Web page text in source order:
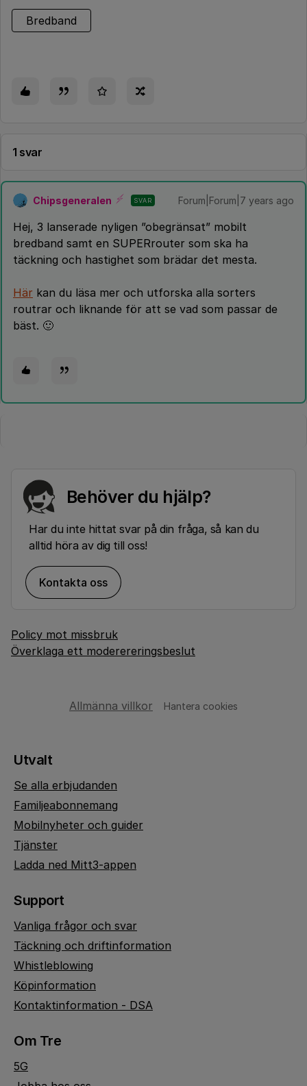
Bredband
1 svar
Chipsgeneralen SVAR Forum|Forum|7 years ago
Hej, 3 lanserade nyligen ”obegränsat” mobilt
bredband samt en SUPERrouter som ska ha
täckning och hastighet som brädar det mesta.
Här kan du läsa mer och utforska alla sorters
routrar och liknande för att se vad som passar de
bäst. 🙂
Behöver du hjälp?
Har du inte hittat svar på din fråga, så kan du
alltid höra av dig till oss!
Kontakta oss
Policy mot missbruk
Överklaga ett moderereringsbeslut
Allmänna villkor Hantera cookies
Utvalt
Se alla erbjudanden
Familjeabonnemang
Mobilnyheter och guider
Tjänster
Ladda ned Mitt3-appen
Support
Vanliga frågor och svar
Täckning och driftinformation
Whistleblowing
Köpinformation
Kontaktinformation - DSA
Om Tre
5G